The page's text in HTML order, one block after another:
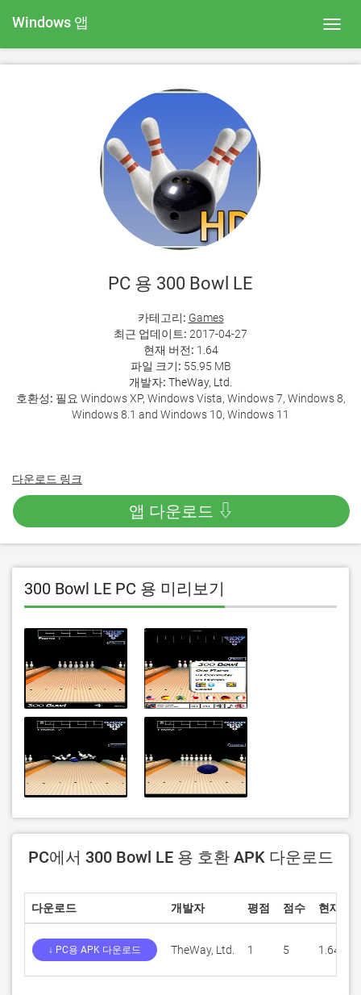
Windows 앱
PC 용 300 Bowl LE
카테고리: Games
최근 업데이트: 2017-04-27
현재 버전: 1.64
파일 크기: 55.95 MB
개발자: TheWay, Ltd.
호환성: 필요 Windows XP, Windows Vista, Windows 7, Windows 8,
Windows 8.1 and Windows 10, Windows 11
다운로드 링크
앱 다운로드 ⇩
300 Bowl LE PC 용 미리보기
PC에서 300 Bowl LE 용 호환 APK 다운로드
다운로드 개발자 평점 점수 현재 버
↓ PC용 APK 다운로드 TheWay, Ltd. 1 5 1.64